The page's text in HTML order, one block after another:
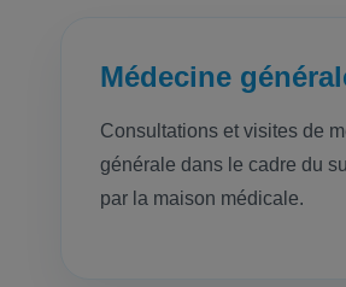
Médecine
Consultations et visites de
générale dans le cadre du
par la maison médicale.